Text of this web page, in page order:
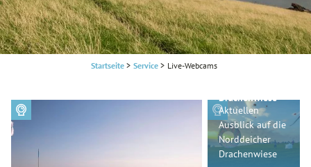
Startseite > Service > Live-Webcams
Drachenwiese
Aktuellen
Ausblick auf die
Norddeicher
Drachenwiese
Live-Webcam
Hafen
Live-
Übertragung
mit Blick auf